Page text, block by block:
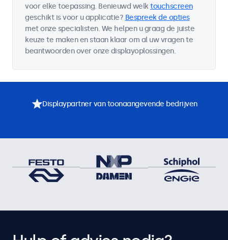
voor elke toepassing. Benieuwd welktouchscreen
geschikt is voor u applicatie? Bespreek de opties
met onze specialisten. We helpen u graag de juiste
keuze te maken en staan klaar om al uw vragen te
beantwoorden over onze displayoplossingen.
Displaypartner van toonaangevende bedrijven